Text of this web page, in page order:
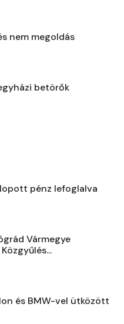
nem megoldás
betörők
pénz lefoglalva
Vármegye
és BMW-vel ütközött